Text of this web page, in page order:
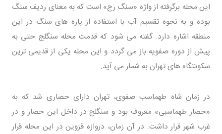
این محله برگرفته از واژه «سنگ رج» است که به معنای ردیف سنگ
بوده و به نحوه تقسیم آب با استفاده از پاره‌ های سنگ در این
منطقه اشاره دارد. گفته می‌ شود که قدمت محله سنگلج حتی به
پیش از دوره صفویه باز می‌ گردد و این محله یکی از قدیمی‌ ترین
سکونتگاه‌ های تهران به شمار می‌ آید.
در زمان شاه طهماسب صفوی، تهران دارای حصاری شد که به
«حصار طهماسبی» معروف بود و سنگلج در داخل این حصار و در
غرب شهر قرار داشت. در آن زمان، دروازه قزوین در این محله قرار